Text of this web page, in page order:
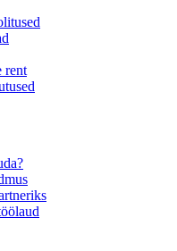
rent